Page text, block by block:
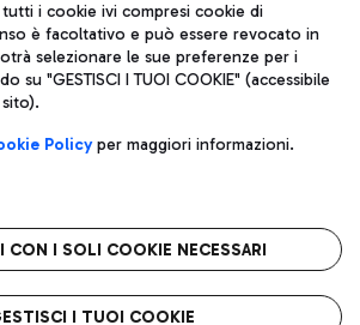
delle Imprese di Roma 13032990155 P.
int. vers.
Paolo Racchetti 1 - 00054 Fiumicino (RM)
Note legali
Roma FCO
stellato
i cookie ivi compresi cookie di
è facoltativo e può essere revocato in
selezionare le sue preferenze per i
su "GESTISCI I TUOI COOKIE" (accessibile
Policyper maggiori informazioni.
CON I SOLI COOKIE NECESSARI
I TUOI COOKIE